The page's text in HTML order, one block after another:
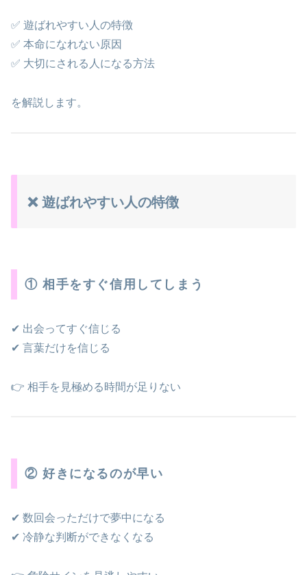
✅ 遊ばれやすい人の特徴
✅ 本命になれない原因
✅ 大切にされる人になる方法
を解説します。
❌ 遊ばれやすい人の特徴
① 相手をすぐ信用してしまう
✔ 出会ってすぐ信じる
✔ 言葉だけを信じる
👉 相手を見極める時間が足りない
② 好きになるのが早い
✔ 数回会っただけで夢中になる
✔ 冷静な判断ができなくなる